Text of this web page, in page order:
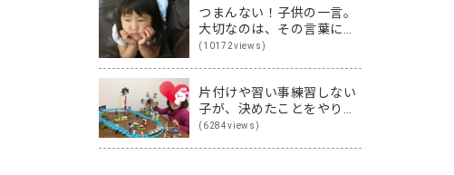
つまんない！子供の一言。
大切なのは、その言葉に隠
された裏の本音です
(10172views)
片付けや習い事練習しない
子が、決めたことをやり切
る子に変身！その方法は？
(6284views)